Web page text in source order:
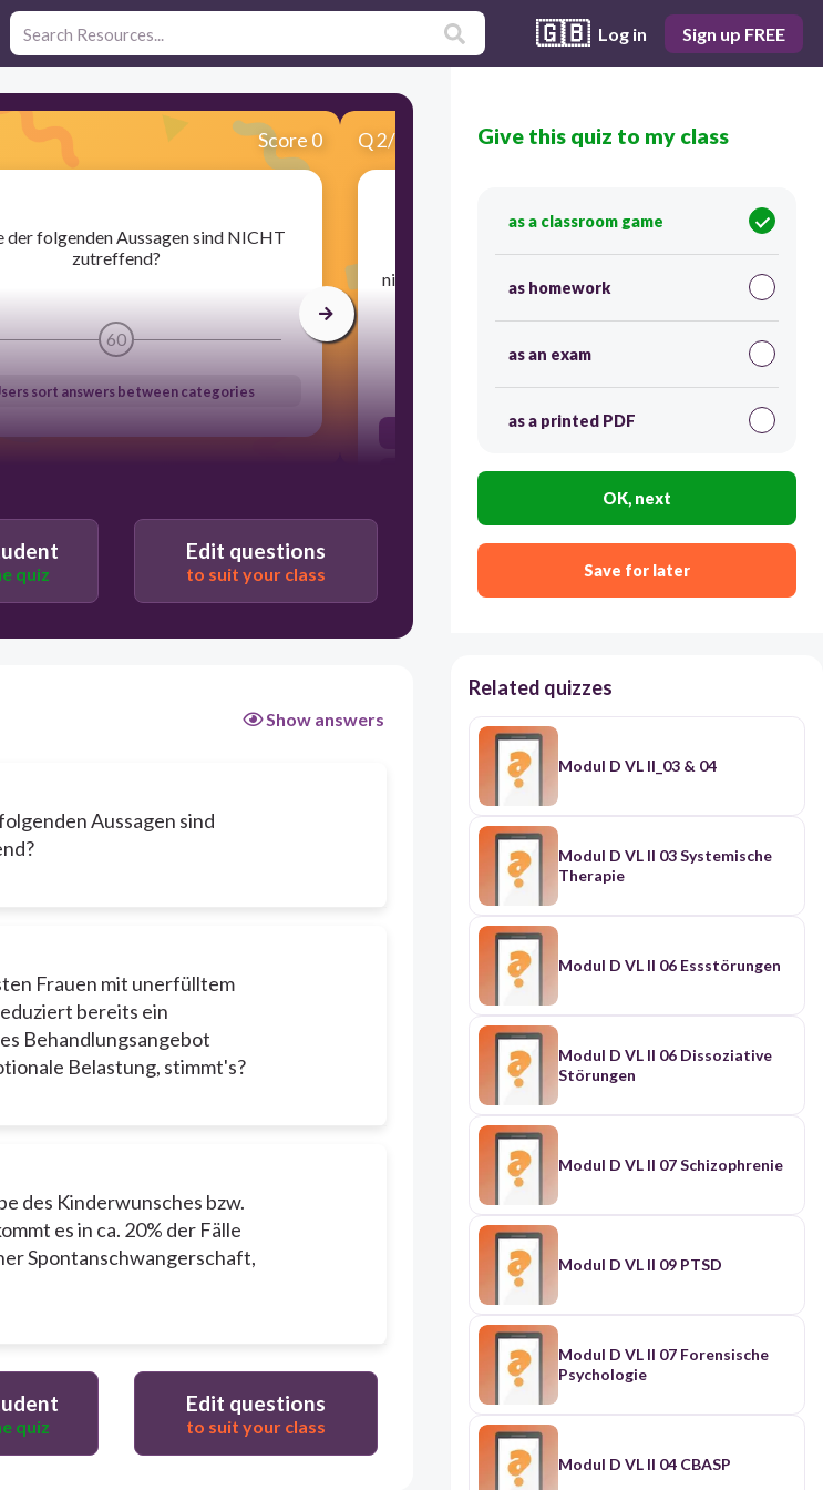
🇬🇧 Log in Sign up FREE
Score 0
der folgenden Aussagen sind NICHT
zutreffend?
60
sort answers between categories
Q2/3 Score 0
Kinderwunsch reduziert bereits ein
niederschwelliges Behandlungsangebot deutlich
die emotionale Belastung, stimmt's?
true
false
quiz
Edit questions
to suit your class
Show answers
Aussagen sind
Frauen mit unerfülltem
bereits ein
Behandlungsangebot
Belastung, stimmt's?
des Kinderwunsches bzw.
es in ca. 20% der Fälle
Spontanschwangerschaft,
quiz
Edit questions
to suit your class
Give this quiz to my class
as a classroom game
as homework
as an exam
as a printed PDF
OK, next
Save for later
Related quizzes
Modul D VL II_03 & 04
Modul D VL II 03 Systemische
Therapie
Modul D VL II 06 Essstörungen
Modul D VL II 06 Dissoziative
Störungen
Modul D VL II 07 Schizophrenie
Modul D VL II 09 PTSD
Modul D VL II 07 Forensische
Psychologie
Modul D VL II 04 CBASP